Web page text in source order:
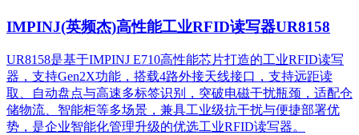
IMPINJ(英频杰)高性能工业RFID读写器UR8158
UR8158是基于IMPINJ E710高性能芯片打造的工业RFID读写
器，支持Gen2X功能，搭载4路外接天线接口，支持远距读
取、自动盘点与高速多标签识别，突破电磁干扰瓶颈，适配仓
储物流、智能柜等多场景，兼具工业级抗干扰与便捷部署优
势，是企业智能化管理升级的优选工业RFID读写器。